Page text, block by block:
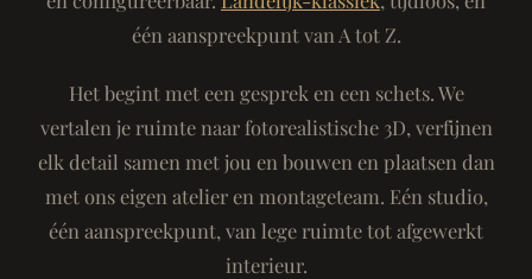
één aanspreekpunt van A tot Z.
Het begint met een gesprek en een schets. We
vertalen je ruimte naar fotorealistische 3D, verfijnen
elk detail samen met jou en bouwen en plaatsen dan
met ons eigen atelier en montageteam. Eén studio,
één aanspreekpunt, van lege ruimte tot afgewerkt
interieur.